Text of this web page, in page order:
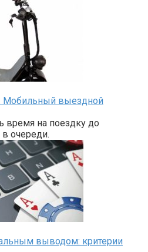
Мобильный выездной
время на поездку до
очереди.
выводом: критерии